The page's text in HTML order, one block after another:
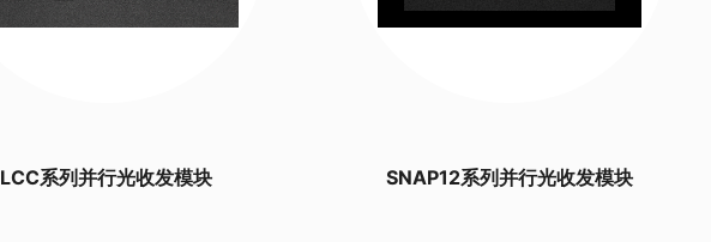
LCC系列并行光收发模块 SNAP12系列并行光收发模块